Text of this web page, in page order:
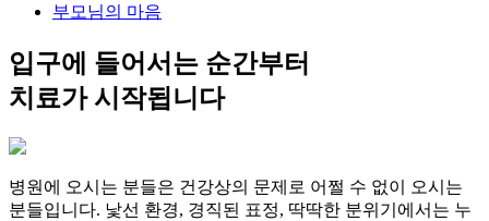
부모님의 마음
입구에 들어서는 순간부터
치료가 시작됩니다
병원에 오시는 분들은 건강상의 문제로 어쩔 수 없이 오시는
분들입니다. 낯선 환경, 경직된 표정, 딱딱한 분위기에서는 누